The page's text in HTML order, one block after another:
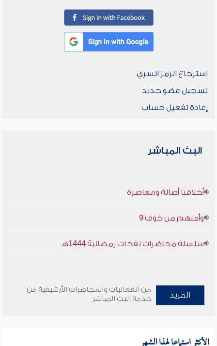
استرجاع الرمز السري
تسجيل عضو جديد
إعادة تفعيل حساب
البث المباشر
أخلاقنا أصالة ومعاصرة
وأمنهم من خوف 9
سلسلة محاضرات نفحات رمضانية 1444هـ
المزيد
من الفعاليات والمحاضرات الأرشيفية من
خدمة البث المباشر